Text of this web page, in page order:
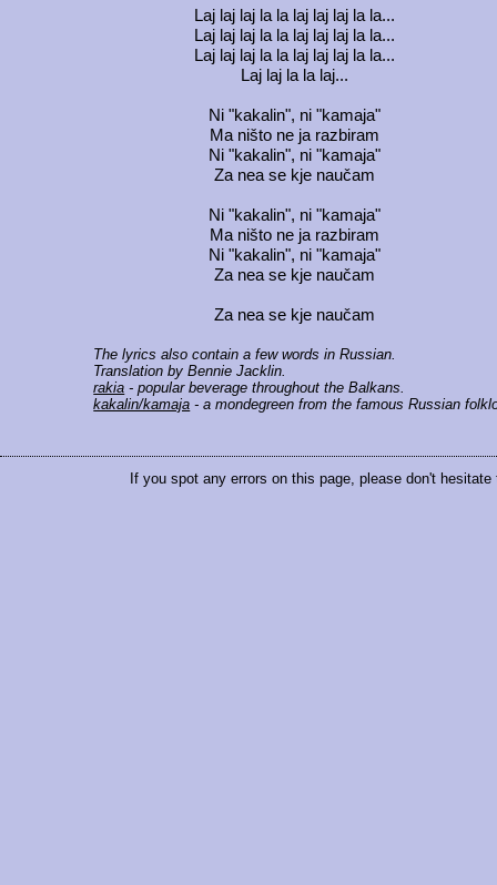
Laj laj laj la la laj laj laj la la...
Laj laj laj la la laj laj laj la la...
Laj laj laj la la laj laj laj la la...
Laj laj la la laj...
Ni "kakalin", ni "kamaja"
Ma ništo ne ja razbiram
Ni "kakalin", ni "kamaja"
Za nea se kje naučam
Ni "kakalin", ni "kamaja"
Ma ništo ne ja razbiram
Ni "kakalin", ni "kamaja"
Za nea se kje naučam
Za nea se kje naučam
The lyrics also contain a few words in Russian.
Translation by Bennie Jacklin.
rakia - popular beverage throughout the Balkans.
kakalin/kamaja - a mondegreen from the famous Russian
If you spot any errors on this page, please don't